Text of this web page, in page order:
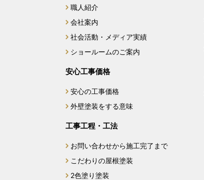
2025年1月
2024年11月
2024年10月
2024年8月
2024年7月
職人紹介
会社案内
社会活動・メディア実績
ショールームのご案内
安心工事価格
安心の工事価格
外壁塗装をする意味
工事工程・工法
お問い合わせから施工完了まで
こだわりの屋根塗装
2色塗り塗装